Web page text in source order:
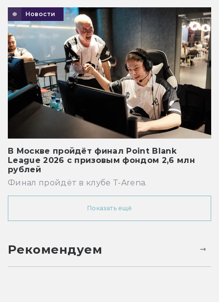
Новости
В Москве пройдёт финал Point Blank
League 2026 с призовым фондом 2,6 млн
рублей
Финал пройдёт в клубе T-Arena.
Показать ещё
Рекомендуем